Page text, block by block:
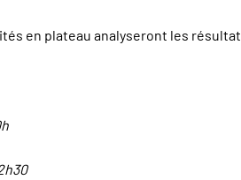
en plateau analyseront les